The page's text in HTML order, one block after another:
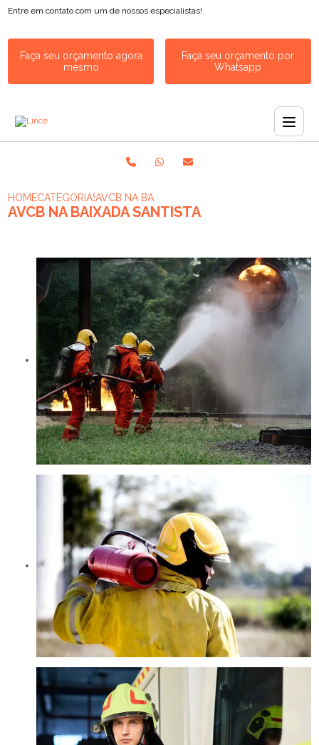
Entre em contato com um de nossos especialistas!
Faça seu orçamento agora
mesmo
Faça seu orçamento por
Whatsapp
HOMECATEGORIASAVCB NA BAIXADA SANTISTA
AVCB NA BAIXADA SANTISTA